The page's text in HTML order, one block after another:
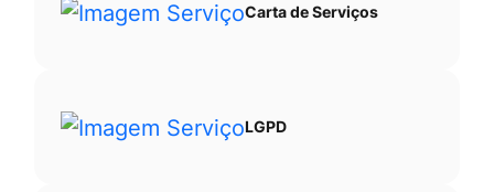
Carta de Serviços
LGPD